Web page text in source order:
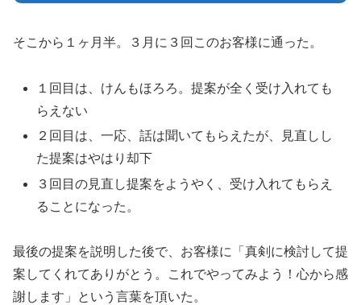
そこから１ヶ月半。３月に３回このお客様に通った。
１回目は、けんもほろろ。提案が全く受け入れても
らえない
２回目は、一応、話は聞いてもらえたが、見直しし
た提案はやはり却下
３回目の見直し提案をようやく、受け入れてもらえ
ることになった。
最後の提案を説明した後で、お客様に「真剣に検討して提
案してくれてありがとう。これでやってみよう！心から感
謝します」という言葉を頂いた。